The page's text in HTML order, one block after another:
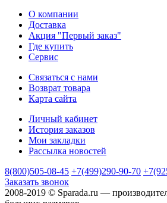
О компании
Доставка
Акция "Первый заказ"
Где купить
Сервис
Связаться с нами
Возврат товара
Карта сайта
Личный кабинет
История заказов
Мои закладки
Рассылка новостей
8(800)505-08-45 +7(499)290-90-70
Заказать звонок
2008-2019 © Sparada.ru —